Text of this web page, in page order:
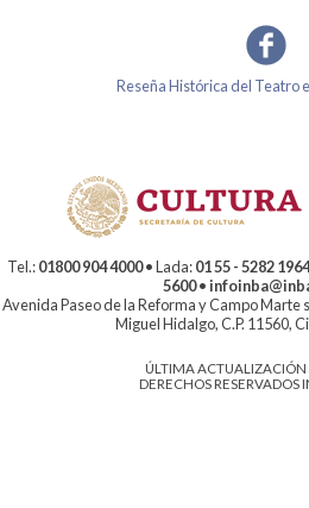
Reseña Histórica del Teatro
Tel.:01800 904 4000• Lada:01 55 - 5282 1964
5600•
Avenida Paseo de la Reforma y Campo Marte
Miguel Hidalgo, C.P. 11560,
ÚLTIMA ACTUALIZACIÓN
DERECHOS